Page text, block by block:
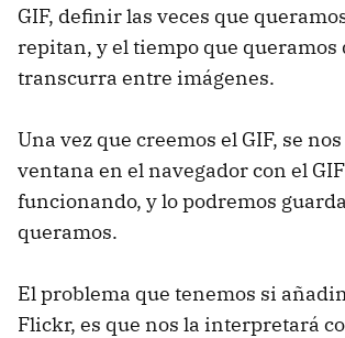
GIF, definir las veces que
repitan, y el tiempo que queramos
transcurra entre imágenes.
Una vez que creemos el GIF, se
ventana en el navegador con el GIF
funcionando, y lo podremos
queramos.
El problema que tenemos si
Flickr, es que nos la interpretará